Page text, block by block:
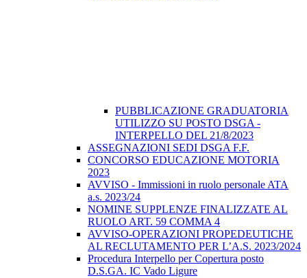
PUBBLICAZIONE GRADUATORIA
UTILIZZO SU POSTO DSGA -
INTERPELLO DEL 21/8/2023
ASSEGNAZIONI SEDI DSGA F.F.
CONCORSO EDUCAZIONE MOTORIA
2023
AVVISO - Immissioni in ruolo personale ATA
a.s. 2023/24
NOMINE SUPPLENZE FINALIZZATE AL
RUOLO ART. 59 COMMA 4
AVVISO-OPERAZIONI PROPEDEUTICHE
AL RECLUTAMENTO PER L’A.S. 2023/2024
Procedura Interpello per Copertura posto
D.S.GA. IC Vado Ligure